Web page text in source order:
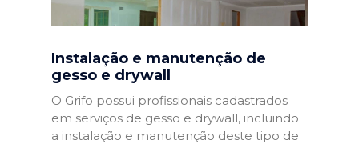
Instalação e manutenção de
gesso e drywall
O Grifo possui profissionais cadastrados
em serviços de gesso e drywall, incluindo
a instalação e manutenção deste tipo de